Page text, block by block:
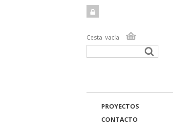
Cesta vacía
PROYECTOS
CONTACTO